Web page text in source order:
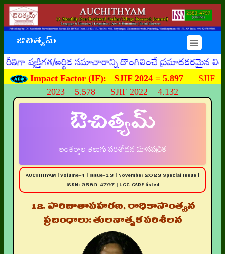
ఔచిత్యమ్ ☰
సమాచారాన్ని దొంగిలించే ప్రమాదకరమైన లింకులతో
Impact Factor (IF): SJIF 2024 = 5.897 SJIF
2023 = 5.578 SJIF 2022 = 4.132
ఔచిత్యమ్
అంతర్జాల తెలుగు పరిశోధన మాసపత్రిక
AUCHITHYAM | Volume-4 | Issue-13 | November 2023 Special Issue |
ISSN: 2583-4797 | UGC-CARE listed
12. పారిజాతాపహరణ, రాధికాసాంత్వన
ప్రబంధాలు: తులనాత్మక పరిశీలన